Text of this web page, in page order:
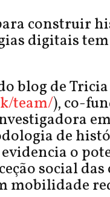
construir
digitais
blog de
team/), co-
de
o
social das
mobilidade